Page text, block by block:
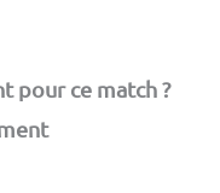
pour ce match ?